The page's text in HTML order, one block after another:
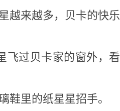
越来越多，贝卡的快乐
飞过贝卡家的窗外，看
鞋里的纸星星招手。